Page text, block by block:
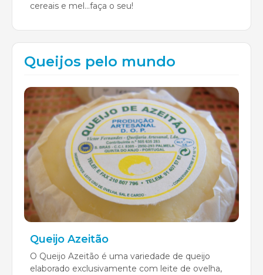
cereais e mel...faça o seu!
Queijos pelo mundo
Queijo Azeitão
O Queijo Azeitão é uma variedade de queijo
elaborado exclusivamente com leite de ovelha,